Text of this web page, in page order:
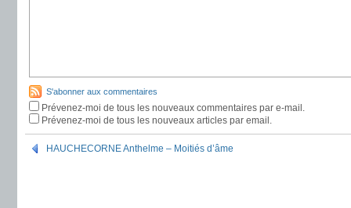
S'abonner aux commentaires
Prévenez-moi de tous les nouveaux commentaires par e-mail.
Prévenez-moi de tous les nouveaux articles par email.
HAUCHECORNE Anthelme – Moitiés d’âme